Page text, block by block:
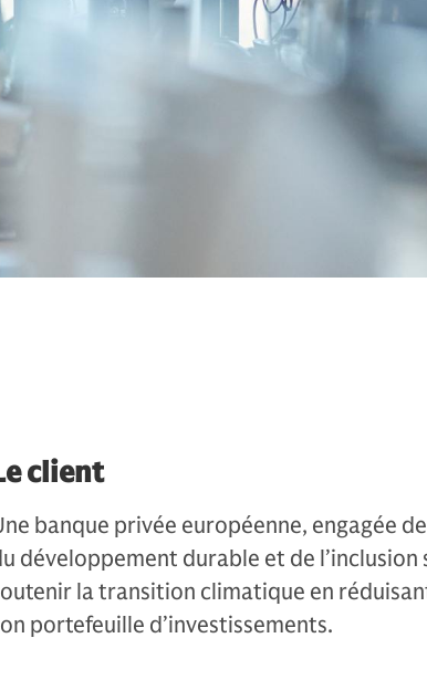
client
banque privée européenne, engagée
développement durable et de l’inclusion
la transition climatique en
portefeuille d’investissements.